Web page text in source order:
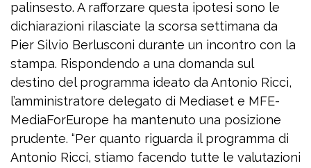
palinsesto. A rafforzare questa ipotesi sono le
dichiarazioni rilasciate la scorsa settimana da
Pier Silvio Berlusconi durante un incontro con la
stampa. Rispondendo a una domanda sul
destino del programma ideato da Antonio Ricci,
l’amministratore delegato di Mediaset e MFE-
MediaForEurope ha mantenuto una posizione
prudente. “Per quanto riguarda il programma di
Antonio Ricci, stiamo facendo tutte le valutazioni